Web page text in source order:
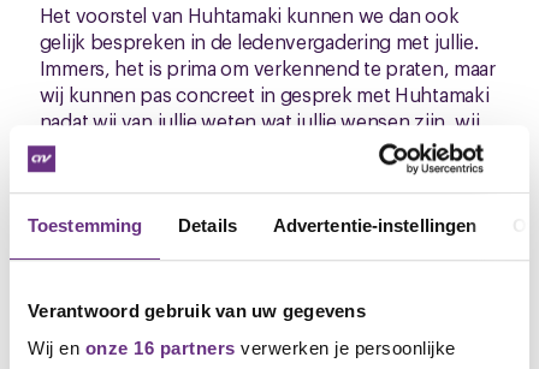
Toestemming Details Advertentie-instellingen
Verantwoord gebruik van uw gegevens
Wij en onze 16 partners verwerken je persoonlijke
Het voorstel van Huhtamaki kunnen we dan ook
gelijk bespreken in de ledenvergadering met jullie.
Immers, het is prima om verkennend te praten, maar
wij kunnen pas concreet in gesprek met Huhtamaki
nadat wij van jullie weten wat jullie wensen zijn, wij
met jullie het arbeidsvoorwaardenbeleid van de
bond hebben besproken en wij van jullie weten wat
jullie van het voorstel van Huhtamaki vinden.
op:
Datum: Dinsdag 1 september